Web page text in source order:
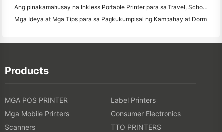
Ang pinakamahusay na Inkless Portable Printer para sa Travel, School, at Mobile Work: Hanin MT620 Pro Review
Mga Ideya at Mga Tips para sa Pagkukumpisal ng Kambahay at Dorm
Products
MGA POS PRINTER
Label Printers
Mga Mobile Printers
Consumer Electronics
Scanners
TTO PRINTERS